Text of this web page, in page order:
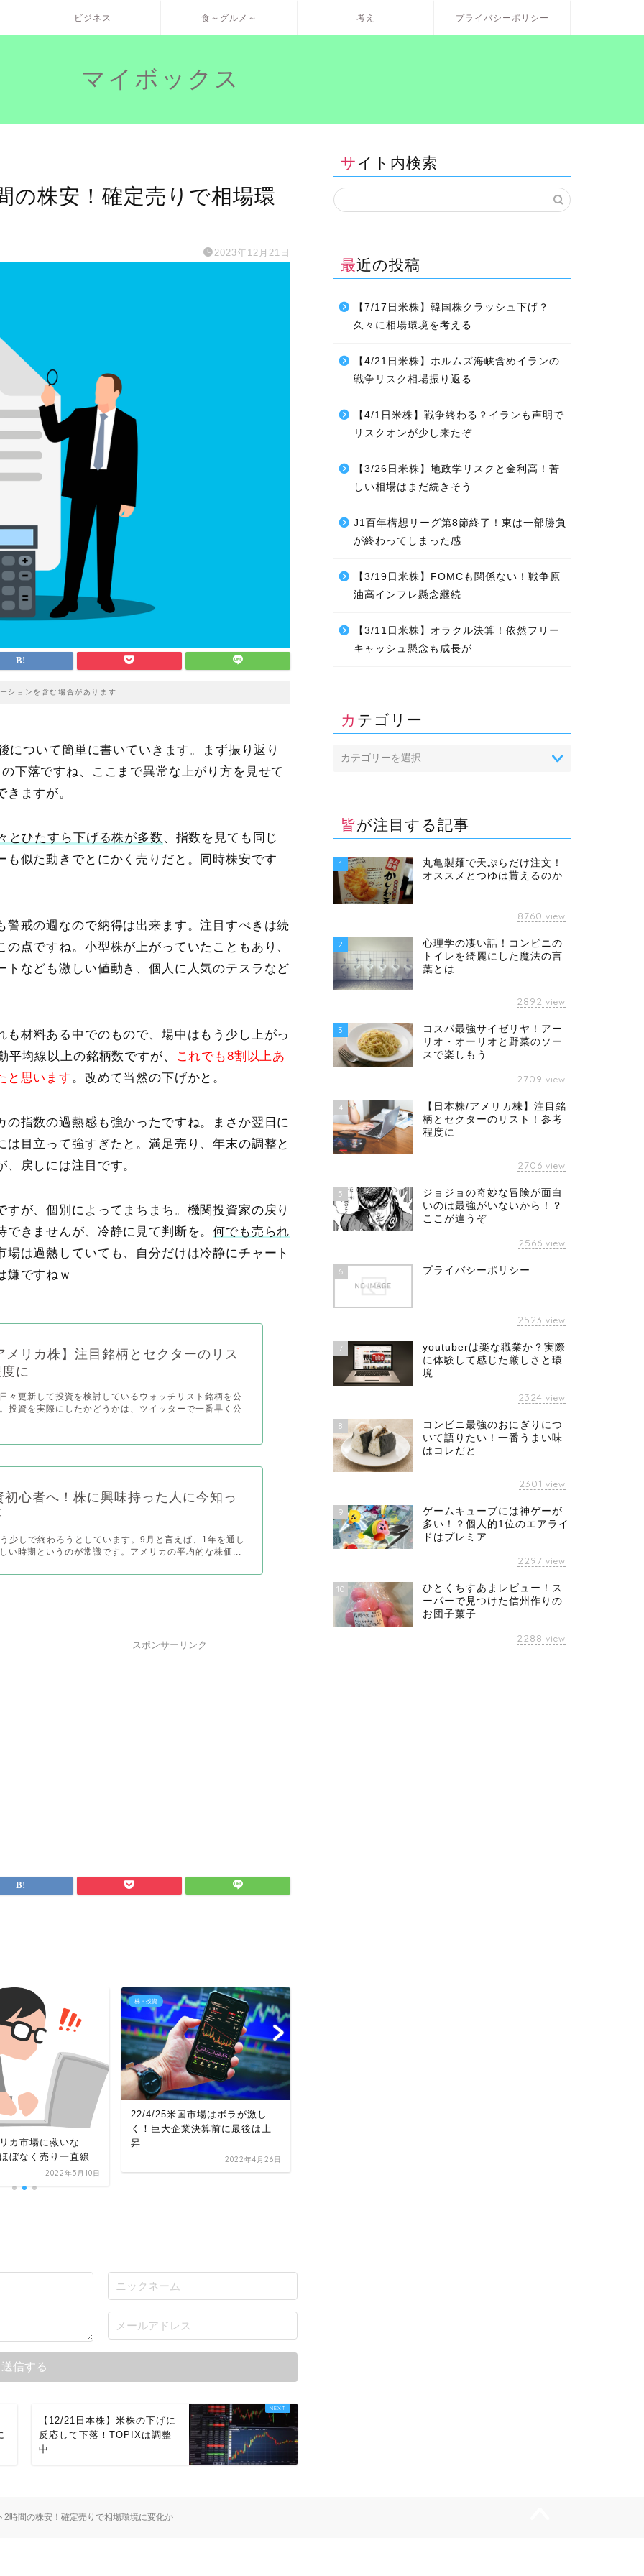
ビジネス 食～グルメ～ 考え プライバシーポリシー
マイボックス
の株安！確定売りで相場環
2023年12月21日
ションを含む場合があります
について簡単に書いていきます。まず振り返り
下落ですね、ここまで異常な上がり方を見せて
ますが。
とひたすら下げる株が多数 、指数を見ても同じ
似た動きでとにかく売りだと。同時株安です
戒の週なので納得は出来ます。注目すべきは続
点ですね。小型株が上がっていたこともあり、
なども激しい値動き、個人に人気のテスラなど
も材料ある中でのもので、場中はもう少し上がっ
平均線以上の銘柄数ですが、
これでも8割以上あ
と思います。改めて当然の下げかと。
指数の過熱感も強かったですね。まさか翌日に
目立って強すぎたと。満足売り、年末の調整と
戻しには注目です。
が、個別によってまちまち。機関投資家の戻り
できませんが、冷静に見て判断を。何でも売られ
場は過熱していても、自分だけは冷静にチャート
嫌ですねｗ
メリカ株】注目銘柄とセクターのリス
に
々更新して投資を検討しているウォッチリスト銘柄を公
投資を実際にしたかどうかは、ツイッターで一番早く公
心者へ！株に興味持った人に今知っ
少しで終わろうとしています。9月と言えば、1年を通し
い時期というのが常識です。アメリカの平均的な株価...
スポンサーリンク
カ市場に救いな
ぼなく売り一直線
2022年5月10日
株・投資
22/4/25米国市場はボラが激し
く！巨大企業決算前に最後は上
昇
2022年4月26日
【12/21日本株】米株の下げに
反応して下落！TOPIXは調整
中
サイト内検索
最近の投稿
【7/17日米株】韓国株クラッシュ下げ？
久々に相場環境を考える
【4/21日米株】ホルムズ海峡含めイランの
戦争リスク相場振り返る
【4/1日米株】戦争終わる？イランも声明で
リスクオンが少し来たぞ
【3/26日米株】地政学リスクと金利高！苦
しい相場はまだ続きそう
J1百年構想リーグ第8節終了！東は一部勝負
が終わってしまった感
【3/19日米株】FOMCも関係ない！戦争原
油高インフレ懸念継続
【3/11日米株】オラクル決算！依然フリー
キャッシュ懸念も成長が
カテゴリー
皆が注目する記事
1
丸亀製麺で天ぷらだけ注文！
オススメとつゆは貰えるのか
8760 view
2
心理学の凄い話！コンビニの
トイレを綺麗にした魔法の言
葉とは
2892 view
3
コスパ最強サイゼリヤ！アー
リオ・オーリオと野菜のソー
スで楽しもう
2709 view
4
【日本株/アメリカ株】注目銘
柄とセクターのリスト！参考
程度に
2706 view
5
ジョジョの奇妙な冒険が面白
いのは最強がいないから！？
ここが違うぞ
2566 view
6 プライバシーポリシー
2523 view
7
youtuberは楽な職業か？実際
に体験して感じた厳しさと環
境
2324 view
8
コンビニ最強のおにぎりにつ
いて語りたい！一番うまい味
はコレだと
2301 view
9
ゲームキューブには神ゲーが
多い！？個人的1位のエアライ
ドはプレミア
2297 view
10
ひとくちすあまレビュー！ス
ーパーで見つけた信州作りの
お団子菓子
2288 view
2時間の株安！確定売りで相場環境に変化か